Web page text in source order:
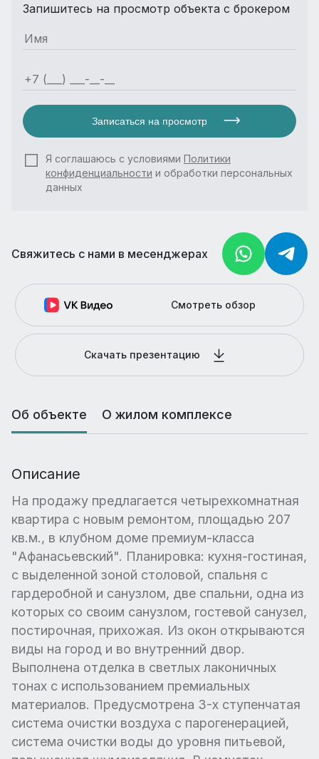
Запишитесь на просмотр объекта с брокером
Записаться на просмотр
Я соглашаюсь с условиями Политики
конфиденциальности и обработки персональных
данных
Свяжитесь с нами в месенджерах
Смотреть обзор
Скачать презентацию
Об объекте О жилом комплексе
Описание
На продажу предлагается четырехкомнатная
квартира с новым ремонтом, площадью 207
кв.м., в клубном доме премиум-класса
"Афанасьевский". Планировка: кухня-гостиная,
с выделенной зоной столовой, спальня с
гардеробной и санузлом, две спальни, одна из
которых со своим санузлом, гостевой санузел,
постирочная, прихожая. Из окон открываются
виды на город и во внутренний двор.
Выполнена отделка в светлых лаконичных
тонах с использованием премиальных
материалов. Предусмотрена 3-х ступенчатая
система очистки воздуха с парогенерацией,
система очистки воды до уровня питьевой,